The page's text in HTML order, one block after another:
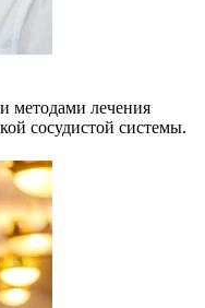
методами лечения
сосудистой системы.